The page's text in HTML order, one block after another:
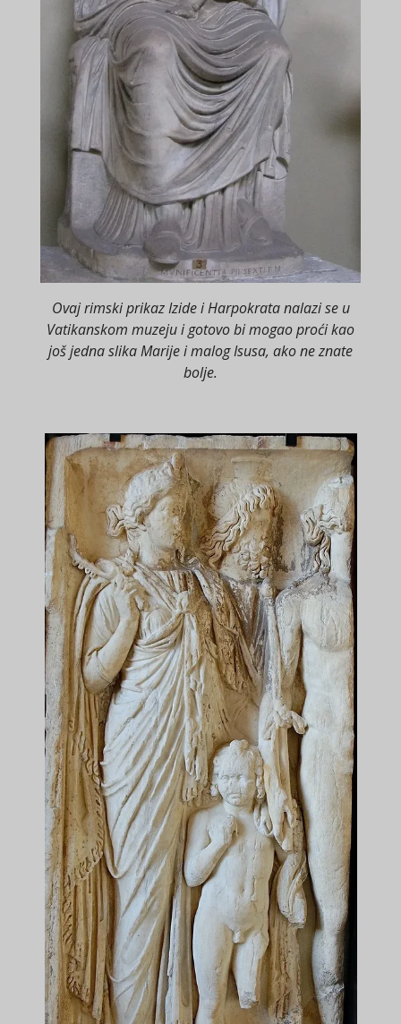
Ovaj rimski prikaz Izide i Harpokrata nalazi se u
Vatikanskom muzeju i gotovo bi mogao proći kao
još jedna slika Marije i malog Isusa, ako ne znate
bolje.